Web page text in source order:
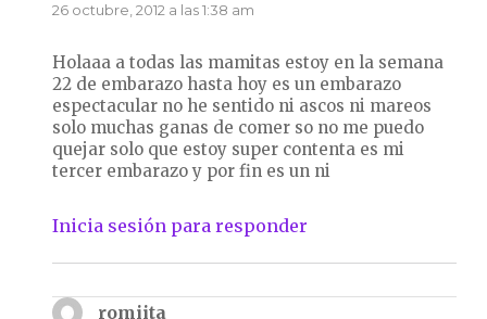
26 octubre, 2012 a las 1:38 am
Holaaa a todas las mamitas estoy en la semana
22 de embarazo hasta hoy es un embarazo
espectacular no he sentido ni ascos ni mareos
solo muchas ganas de comer so no me puedo
quejar solo que estoy super contenta es mi
tercer embarazo y por fin es un ni
Inicia sesión para responder
romiitadice: